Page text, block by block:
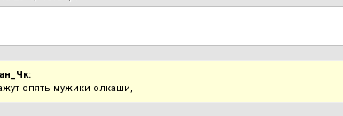
опять мужики олкаши,